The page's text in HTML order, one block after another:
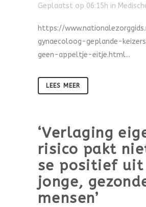
Geplaatst op 06:15h in
https://
gynaecoloog-geplande-
geen-appeltje-eitje.html...
LEES MEER
‘Verlaging
risico pakt
se positief uit
jonge,
mensen’